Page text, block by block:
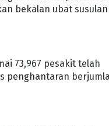
bekalan ubat susulan
73,967 pesakit telah
penghantaran